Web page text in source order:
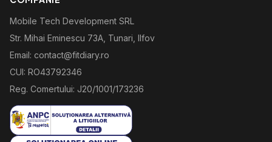
Mobile Tech Development SRL
Str. Mihai Eminescu 73A, Tunari, Ilfov
Email: contact@fitdiary.ro
CUI: RO43792346
Reg. Comertului: J20/1001/173236